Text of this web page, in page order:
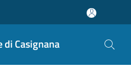
di Casignana